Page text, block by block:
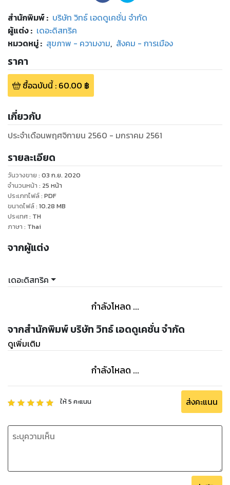
สำนักพิมพ์: บริษัท วิทธ์ เอดดูเคชั่น จำกัด
ผู้แต่ง : เดอะดิสทริค
หมวดหมู่: สุขภาพ - ความงาม, สังคม - การเมือง
ราคา
ซื้อฉบับนี้: 60.00 ฿
เกี่ยวกับ
ประจำเดือนพฤศจิกายน 2560 - มกราคม 2561
รายละเอียด
วันวางขาย : 03 ก.ย. 2020
จำนวนหน้า : 25 หน้า
ประเภทไฟล์: PDF
ขนาดไฟล์: 10.28 MB
ประเทศ: TH
ภาษา : Thai
จากผู้แต่ง
เดอะดิสทริค
กำลังโหลด ...
จากสำนักพิมพ์ บริษัท วิทธ์ เอดดูเคชั่น จำกัด
ดูเพิ่มเติม
กำลังโหลด ...
ให้5 คะแนน ส่งคะแนน